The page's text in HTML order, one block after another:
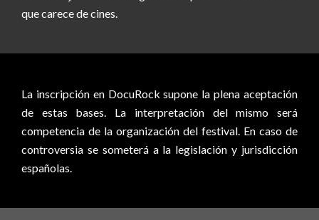
que carece de cines.
La inscripción en DocuRock supone la plena aceptación
de estas bases. La interpretación del mismo será
competencia de la organización del festival. En caso de
controversia se someterá a la legislación y jurisdicción
españolas.